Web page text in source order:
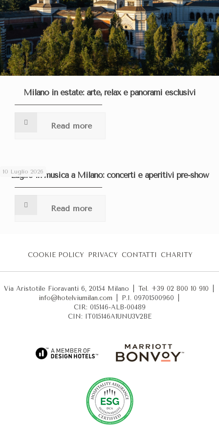
Milano in estate: arte, relax e panorami esclusivi
Read more
10 Luglio 2026
Luglio in musica a Milano: concerti e aperitivi pre-show
Read more
COOKIE POLICY PRIVACY CONTATTI CHARITY
Via Aristotile Fioravanti 6, 20154 Milano Tel. +39 02 800 10 910
info@hotelviumilan.com
P.I. 09701500960
CIR: 015146-ALB-00489
CIN: IT015146A1UNU3V2BE